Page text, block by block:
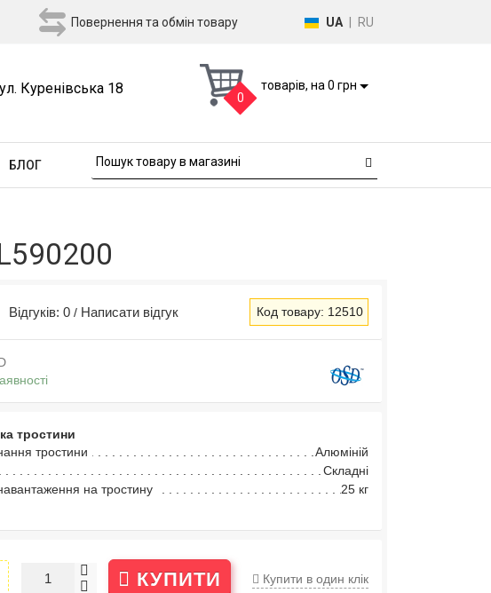
Повернення та обмін товару UA RU
Куренівська 18
0
товарів, на 0 грн
БЛОГ
Відгуків: 0 / Написати відгук Код товару: 12510
тростини
тростини
Алюміній
Складні
на тростину
25 кг
КУПИТИ Купити в один клік